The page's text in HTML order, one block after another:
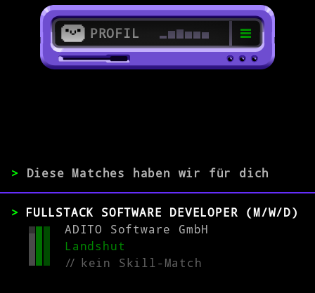
PROFIL
>
ERFAHRUNG
0-1 2-5
> Diese Matches haben wir für dich
FULLSTACK SOFTWARE DEVELOPER (M/W/D)
ADITO Software GmbH
Landshut
//kein Skill-Match